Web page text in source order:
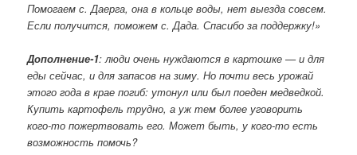
Помогаем с. Даерга, она в кольце воды, нет выезда совсем.
Если получится, поможем с. Дада. Спасибо за поддержку!»
Дополнение-1: люди очень нуждаются в картошке — и для
еды сейчас, и для запасов на зиму. Но почти весь урожай
этого года в крае погиб: утонул или был поеден медведкой.
Купить картофель трудно, а уж тем более уговорить
кого-то пожертвовать его. Может быть, у кого-то есть
возможность помочь?